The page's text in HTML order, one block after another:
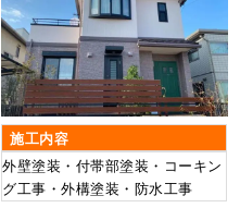
施工内容
外壁塗装・付帯部塗装・コーキン
グ工事・外構塗装・防水工事